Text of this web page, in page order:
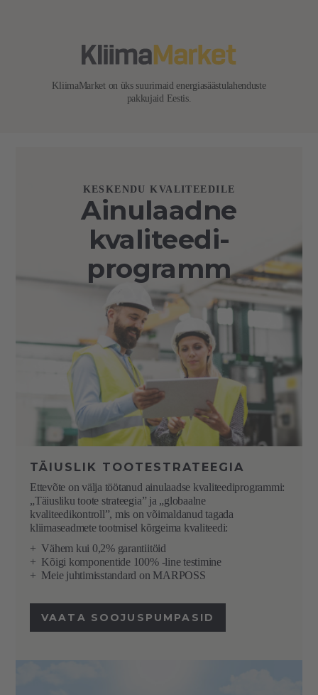
KliimaMarket on üks suurimaid energiasäästulahenduste
pakkujaid Eestis.
KESKENDU KVALITEEDILE
Ainulaadne
kvaliteedi-
programm
TÄIUSLIK TOOTESTRATEEGIA
Ettevõte on välja töötanud ainulaadse kvaliteediprogrammi:
„Täiusliku toote strateegia” ja „globaalne
kvaliteedikontroll”, mis on võimaldanud tagada
kliimaseadmete tootmisel kõrgeima kvaliteedi:
+Vähem kui 0,2% garantiitöid
+ Kõigi komponentide 100% -line testimine
+ Meie juhtimisstandard on MARPOSS
VAATA SOOJUSPUMPASID